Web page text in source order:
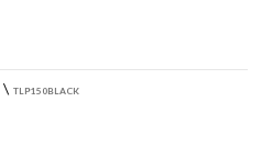
\ TLP150BLACK